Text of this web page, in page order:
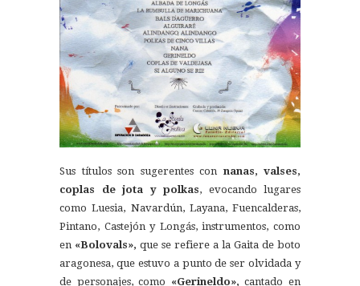
Sus títulos son sugerentes con nanas, valses,
coplas de jota y polkas, evocando lugares
como Luesia, Navardún, Layana, Fuencalderas,
Pintano, Castejón y Longás, instrumentos, como
en «Bolovals», que se refiere a la Gaita de boto
aragonesa, que estuvo a punto de ser olvidada y
de personajes, como «Gerineldo», cantado en